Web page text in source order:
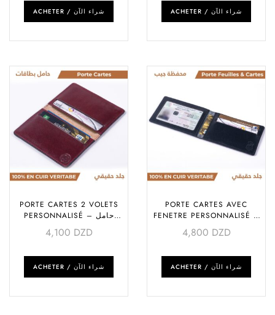
ACHETER / شراء الآن ACHETER / شراء الآن
PORTE CARTES 2 VOLETS
PERSONNALISÉ – حامل
بطاقات
4,100 DZD
ACHETER / شراء الآن
PORTE CARTES AVEC
FENETRE PERSONNALISÉ –
حامل بطاقات بنافذة
4,800 DZD
ACHETER / شراء الآن